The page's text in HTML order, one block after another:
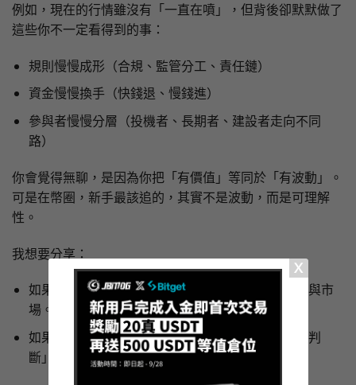
例如，現在的行情雖沒有「一直在噴」，但背後卻默默做了
這些你不一定看得到的事：
規則慢慢成形（合規、監管分工、責任鏈）
資金慢慢換手（快錢退、慢錢進）
參與者慢慢分層（投機者、長期者、建設者走向不同
路）
你會覺得無聊，是因為你把「有價值」等同於「有波動」。
可是在幣圈，新手最該追的，其實不是波動，而是可理解
性。
我想要分享：
如果你只看「現在價格」，你就只能用「情緒」參與市
場。
如果你開始看「規則、風險、流程」，你就能用「判
斷」參與市場。